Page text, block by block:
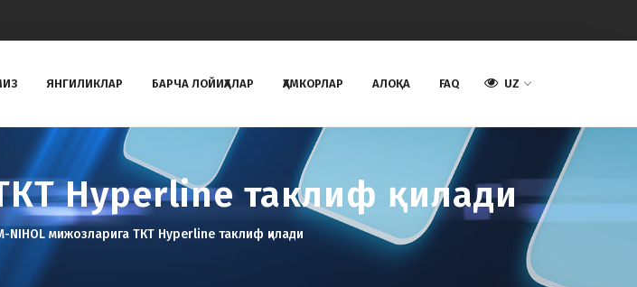
ЯНГИЛИКЛАР БАРЧА ЛОЙИҲАЛАР ҲАМКОРЛАР AЛОҚА FAQ UZ
Hyperline таклиф қилади
NIHOL мижозларига ТКТ Hyperline таклиф қилади